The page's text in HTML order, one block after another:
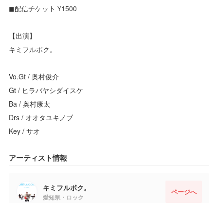
◼︎配信チケット ¥1500
【出演】
キミフルボク。
Vo.Gt / 奥村俊介
Gt / ヒラバヤシダイスケ
Ba / 奥村康太
Drs / オオタユキノブ
Key / サオ
アーティスト情報
キミフルボク。
愛知県・ロック
ページへ